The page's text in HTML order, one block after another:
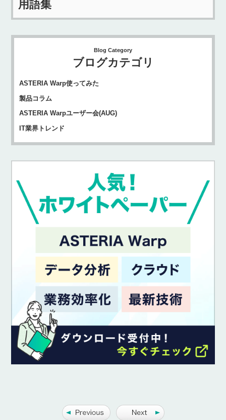
用語集
Blog Category
ブログカテゴリ
ASTERIA Warp使ってみた
製品コラム
ASTERIA Warpユーザー会(AUG)
IT業界トレンド